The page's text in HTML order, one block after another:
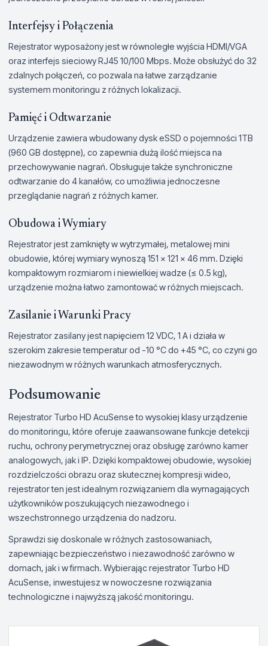
Interfejsy i Połączenia
Rejestrator wyposażony jest w równoległe wyjścia HDMI/VGA
oraz interfejs sieciowy RJ45 10/100 Mbps. Może obsłużyć do 32
zdalnych połączeń, co pozwala na łatwe zarządzanie
systemem monitoringu z różnych lokalizacji.
Pamięć i Odtwarzanie
Urządzenie zawiera wbudowany dysk eSSD o pojemności 1TB
(960 GB dostępne), co zapewnia dużą ilość miejsca na
przechowywanie nagrań. Obsługuje także synchroniczne
odtwarzanie do 4 kanałów, co umożliwia jednoczesne
przeglądanie nagrań z różnych kamer.
Obudowa i Wymiary
Rejestrator jest zamknięty w wytrzymałej, metalowej mini
obudowie, której wymiary wynoszą 151 × 121 × 46 mm. Dzięki
kompaktowym rozmiarom i niewielkiej wadze (≤ 0.5 kg),
urządzenie można łatwo zamontować w różnych miejscach.
Zasilanie i Warunki Pracy
Rejestrator zasilany jest napięciem 12 VDC, 1 A i działa w
szerokim zakresie temperatur od -10 °C do +45 °C, co czyni go
niezawodnym w różnych warunkach atmosferycznych.
Podsumowanie
Rejestrator Turbo HD AcuSense to wysokiej klasy urządzenie
do monitoringu, które oferuje zaawansowane funkcje detekcji
ruchu, ochrony perymetrycznej oraz obsługę zarówno kamer
analogowych, jak i IP. Dzięki kompaktowej obudowie, wysokiej
rozdzielczości obrazu oraz skutecznej kompresji wideo,
rejestrator ten jest idealnym rozwiązaniem dla wymagających
użytkowników poszukujących niezawodnego i
wszechstronnego urządzenia do nadzoru.
Sprawdzi się doskonale w różnych zastosowaniach,
zapewniając bezpieczeństwo i niezawodność zarówno w
domach, jak i w firmach. Wybierając rejestrator Turbo HD
AcuSense, inwestujesz w nowoczesne rozwiązania
technologiczne i najwyższą jakość monitoringu.